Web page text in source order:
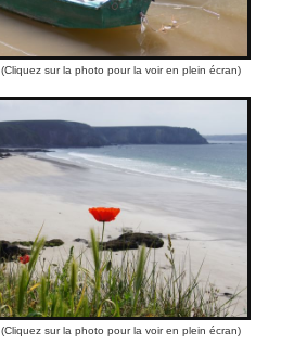
(Cliquez sur la photo pour la voir en plein écran)
(Cliquez sur la photo pour la voir en plein écran)